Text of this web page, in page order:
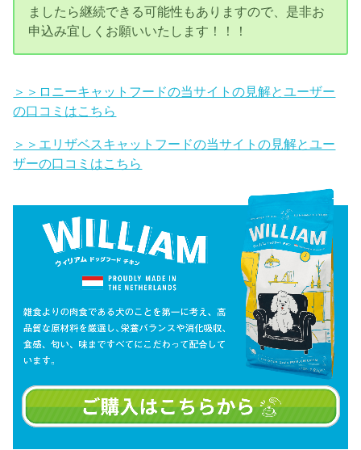
ましたら継続できる可能性もありますので、是非お
申込み宜しくお願いいたします！！！
＞＞ロニーキャットフードの当サイトの見解とユーザー
の口コミはこちら
＞＞エリザベスキャットフードの当サイトの見解とユー
ザーの口コミはこちら